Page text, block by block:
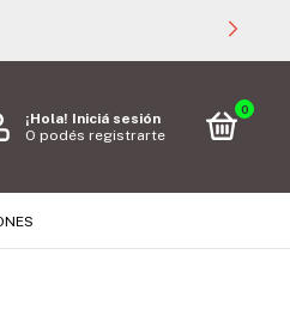
A $ 40.000 🚚
¡Hola! Iniciá sesión
O podés registrarte
0